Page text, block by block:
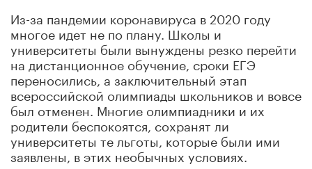
Из-за пандемии коронавируса в 2020 году
многое идет не по плану. Школы и
университеты были вынуждены резко перейти
на дистанционное обучение, сроки ЕГЭ
переносились, а заключительный этап
всероссийской олимпиады школьников и вовсе
был отменен. Многие олимпиадники и их
родители беспокоятся, сохранят ли
университеты те льготы, которые были ими
заявлены, в этих необычных условиях.